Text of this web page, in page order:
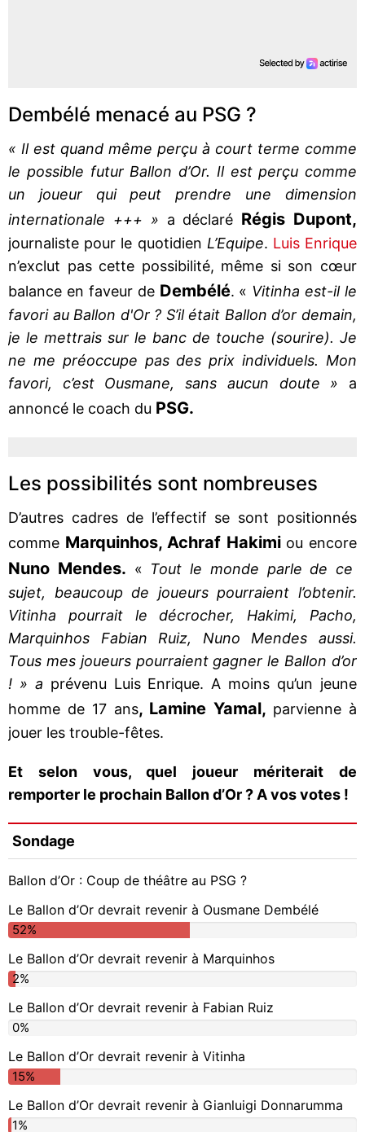
Dembélé menacé au PSG ?
« Il est quand même perçu à court terme comme
le possible futur Ballon d’Or. Il est perçu comme
un joueur qui peut prendre une dimension
internationale +++ » a déclaré Régis Dupont,
journaliste pour le quotidien L’Equipe. Luis Enrique
n’exclut pas cette possibilité, même si son cœur
balance en faveur deDembélé. « Vitinha est-il le
favori au Ballon d'Or ? S’il était Ballon d’or demain,
je le mettrais sur le banc de touche (sourire). Je
ne me préoccupe pas des prix individuels. Mon
favori, c’est Ousmane, sans aucun doute » a
annoncé le coach du PSG.
Les possibilités sont nombreuses
D’autres cadres de l’effectif se sont positionnés
comme Marquinhos, Achraf Hakimiou encore
Nuno Mendes. « Tout le monde parle de ce
sujet, beaucoup de joueurs pourraient l’obtenir.
Vitinha pourrait le décrocher, Hakimi, Pacho,
Marquinhos Fabian Ruiz, Nuno Mendes aussi.
Tous mes joueurs pourraient gagner le Ballon d’or
! » a prévenu Luis Enrique. A moins qu’un jeune
homme de 17 ans, Lamine Yamal, parvienne à
jouer les trouble-fêtes.
Et selon vous, quel joueur mériterait de
remporter le prochain Ballon d’Or ? A vos votes !
Sondage
Ballon d’Or : Coup de théâtre au PSG ?
Le Ballon d’Or devrait revenir à Ousmane Dembélé
52%
Le Ballon d’Or devrait revenir à Marquinhos
2%
Le Ballon d’Or devrait revenir à Fabian Ruiz
0%
Le Ballon d’Or devrait revenir à Vitinha
15%
Le Ballon d’Or devrait revenir à Gianluigi Donnarumma
1%